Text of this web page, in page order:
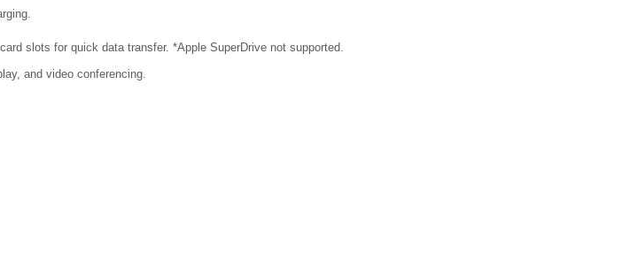
slots for quick data transfer. *Apple SuperDrive not supported.
and video conferencing.